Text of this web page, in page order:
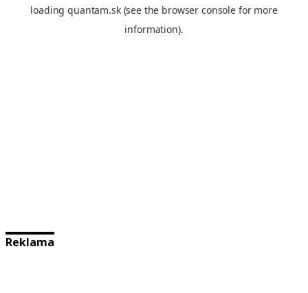
Reklama